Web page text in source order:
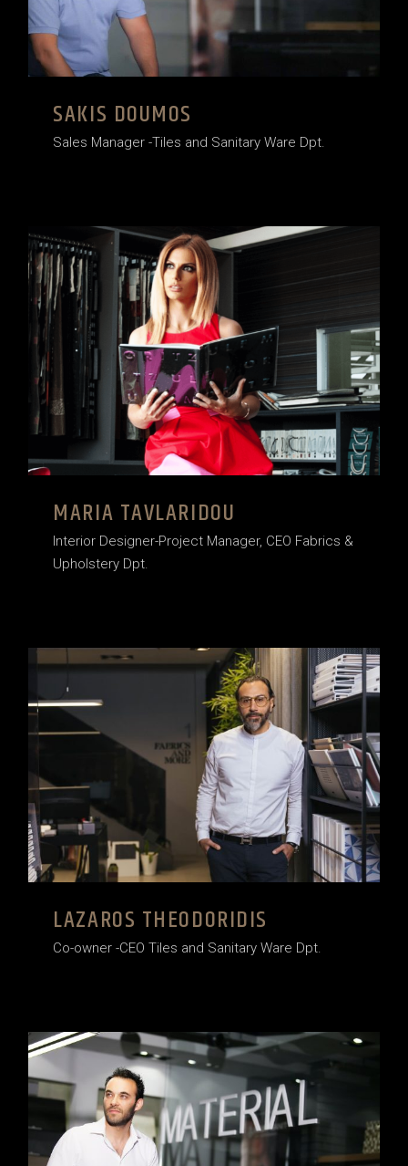
SAKIS DOUMOS
Sales Manager -Tiles and Sanitary Ware Dpt.
MARIA TAVLARIDOU
Interior Designer-Project Manager, CEO Fabrics &
Upholstery Dpt.
LAZAROS THEODORIDIS
Co-owner -CEO Tiles and Sanitary Ware Dpt.